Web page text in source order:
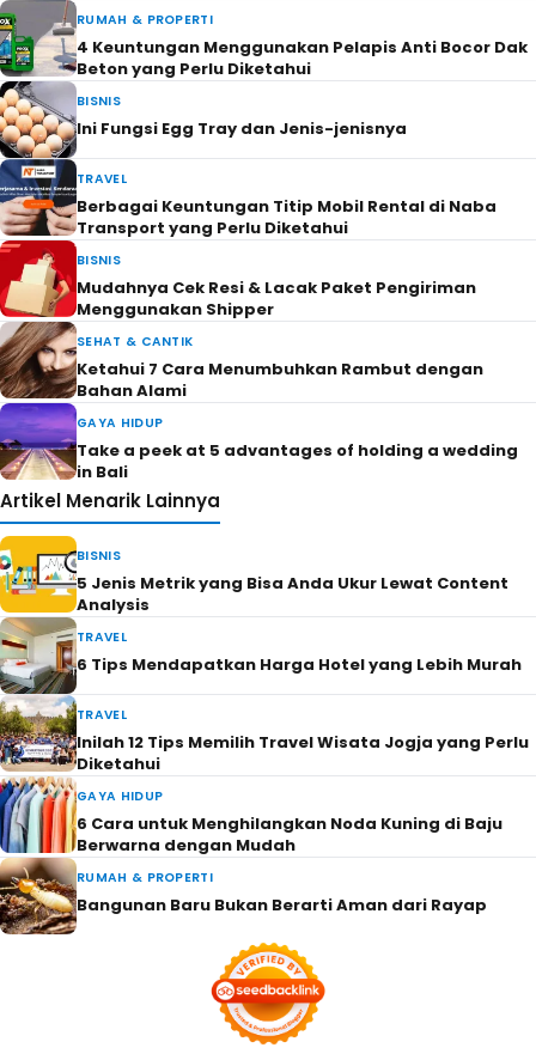
RUMAH & PROPERTI
4 Keuntungan Menggunakan Pelapis Anti Bocor Dak
Beton yang Perlu Diketahui
BISNIS
Ini Fungsi Egg Tray dan Jenis-jenisnya
TRAVEL
Berbagai Keuntungan Titip Mobil Rental di Naba
Transport yang Perlu Diketahui
BISNIS
Mudahnya Cek Resi & Lacak Paket Pengiriman
Menggunakan Shipper
SEHAT & CANTIK
Ketahui 7 Cara Menumbuhkan Rambut dengan
Bahan Alami
GAYA HIDUP
Take a peek at 5 advantages of holding a wedding
in Bali
Artikel Menarik Lainnya
BISNIS
5 Jenis Metrik yang Bisa Anda Ukur Lewat Content
Analysis
TRAVEL
6 Tips Mendapatkan Harga Hotel yang Lebih Murah
TRAVEL
Inilah 12 Tips Memilih Travel Wisata Jogja yang Perlu
Diketahui
GAYA HIDUP
6 Cara untuk Menghilangkan Noda Kuning di Baju
Berwarna dengan Mudah
RUMAH & PROPERTI
Bangunan Baru Bukan Berarti Aman dari Rayap